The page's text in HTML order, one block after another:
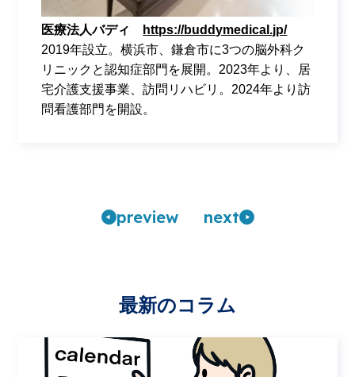
医療法人バディ
https://buddymedical.jp/
2019年設立。横浜市、鎌倉市に3つの脳外科ク
リニックと認知症部門を展開。2023年より、居
宅介護支援事業、訪問リハビリ。2024年より訪
問看護部門を開設。
preview next
最新のコラム